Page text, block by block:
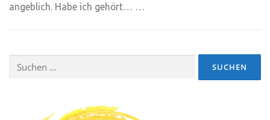
angeblich. Habe ich gehört… …
Suchen